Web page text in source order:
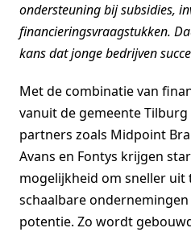
ondersteuning bij subsidies,
financieringsvraagstukken.
kans dat jonge bedrijven
Met de combinatie van
vanuit de gemeente
partners zoals Midpoint
Avans en Fontys krijgen
mogelijkheid om sneller uit
schaalbare
potentie. Zo wordt